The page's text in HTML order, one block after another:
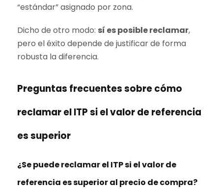
“estándar” asignado por zona.
Dicho de otro modo: sí es posible reclamar,
pero el éxito depende de justificar de forma
robusta la diferencia.
Preguntas frecuentes sobre cómo
reclamar el ITP si elvalor de referencia
es superior
¿Se puede reclamar el ITP si elvalor de
referencia es superior al precio de compra?